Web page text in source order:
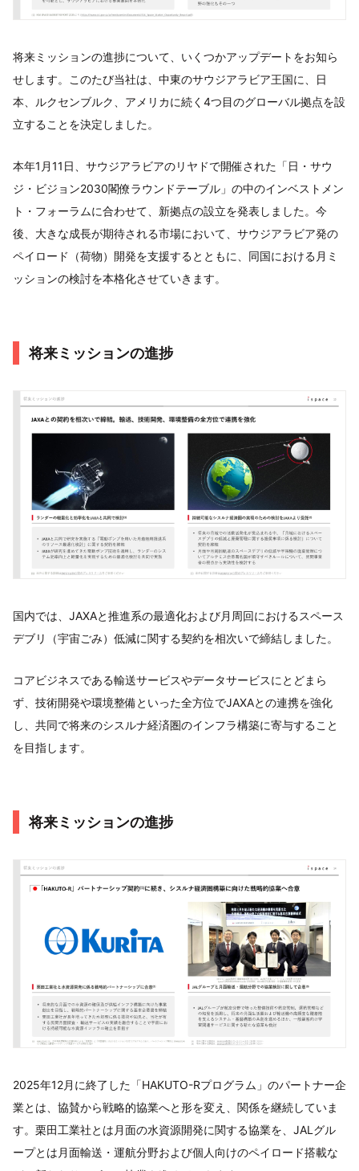
将来ミッションの進捗について、いくつかアップデートをお知ら
せします。このたび当社は、中東のサウジアラビア王国に、日
本、ルクセンブルク、アメリカに続く4つ目のグローバル拠点を設
立することを決定しました。
本年1月11日、サウジアラビアのリヤドで開催された「日・サウ
ジ・ビジョン2030閣僚ラウンドテーブル」の中のインベストメン
ト・フォーラムに合わせて、新拠点の設立を発表しました。今
後、大きな成長が期待される市場において、サウジアラビア発の
ペイロード（荷物）開発を支援するとともに、同国における月ミ
ッションの検討を本格化させていきます。
将来ミッションの進捗
国内では、JAXAと推進系の最適化および月周回におけるスペース
デブリ（宇宙ごみ）低減に関する契約を相次いで締結しました。
コアビジネスである輸送サービスやデータサービスにとどまら
ず、技術開発や環境整備といった全方位でJAXAとの連携を強化
し、共同で将来のシスルナ経済圏のインフラ構築に寄与すること
を目指します。
将来ミッションの進捗
2025年12月に終了した「HAKUTO-Rプログラム」のパートナー企
業とは、協賛から戦略的協業へと形を変え、関係を継続していま
す。栗田工業社とは月面の水資源開発に関する協業を、JALグル
ープとは月面輸送・運航分野および個人向けのペイロード搭載な